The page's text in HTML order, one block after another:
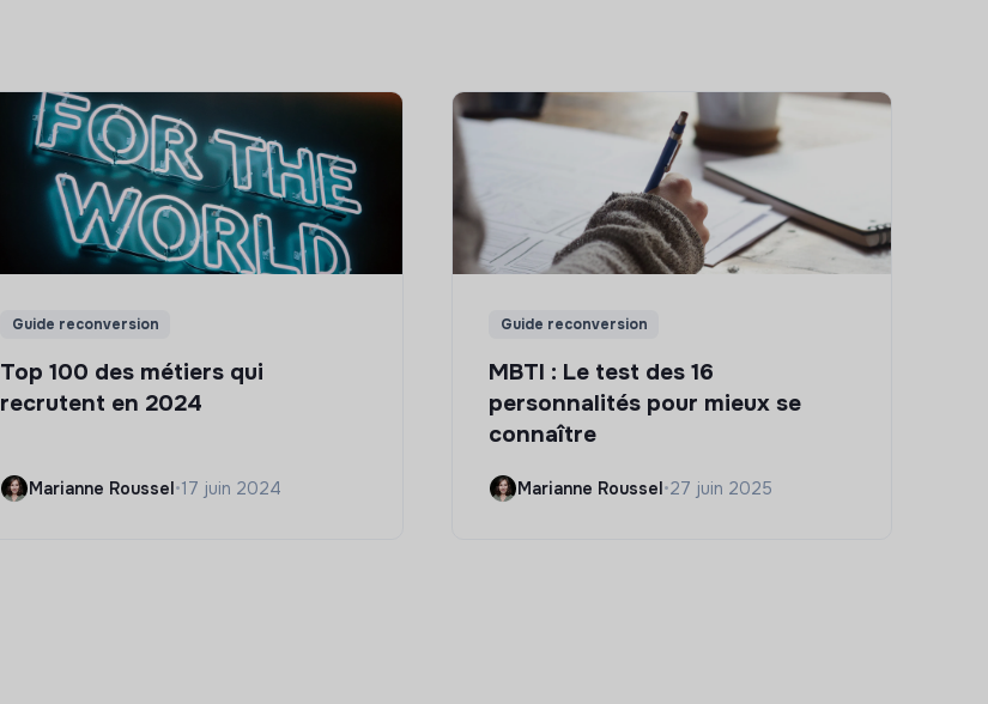
Guide reconversion
Top 100 des métiers qui
recrutent en 2024
Marianne Roussel•17 juin 2024
Guide reconversion
MBTI : Le test des 16
personnalités pour mieux se
connaître
Marianne Roussel•27 juin 2025